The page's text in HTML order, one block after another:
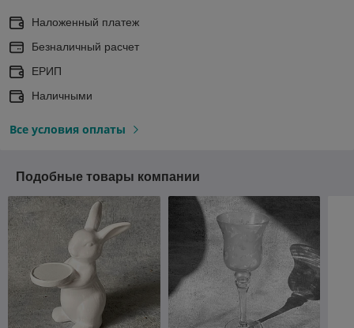
Наложенный платеж
Безналичный расчет
ЕРИП
Наличными
Все условия оплаты
Подобные товары компании